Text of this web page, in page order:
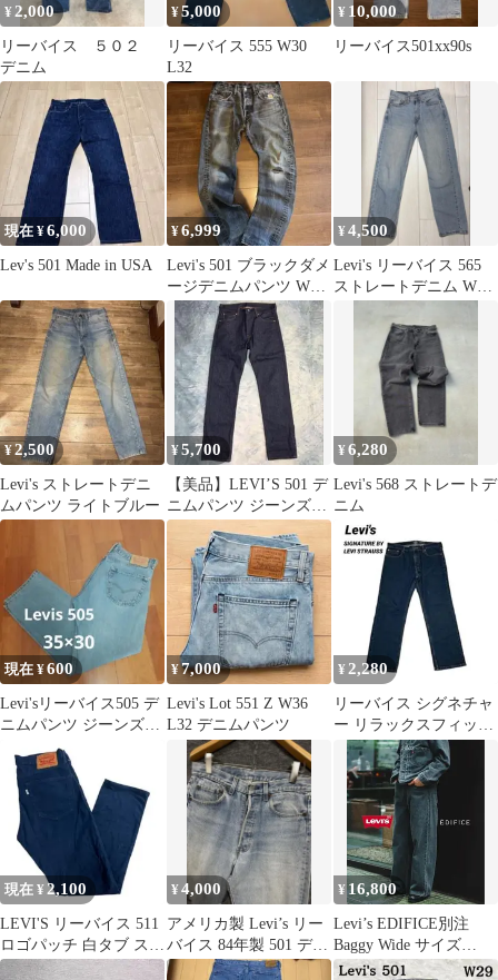
¥ 2,000
リーバイス ５０２
デニム
¥5,000
リーバイス 555 W30
L32
¥ 10,000
リーバイス501xx90s
現在 ¥6,000
Lev's 501 Made in USA
¥6,999
Levi's 501 ブラックダメ
ージデニムパンツ W32
L32 y2k
¥4,500
Levi's リーバイス 565
ストレートデニム W29
¥2,500
Levi's ストレートデニ
ムパンツ ライトブルー
¥5,700
【美品】LEVI’S 501 デ
ニムパンツ ジーンズ
W30 L32
¥6,280
Levi's 568 ストレートデ
ニム
現在 ¥600
Levi'sリーバイス505 デ
ニムパンツ ジーンズ
W35×L30
¥7,000
Levi's Lot 551 Z W36
L32 デニムパンツ
¥ 2,280
リーバイス シグネチャ
ー リラックスフィット
デニム W34 濃紺インデ
ィゴ
現在 ¥ 2,100
LEVI'S リーバイス 511
ロゴパッチ 白タブ スト
レッチ カラーパンツ
¥4,000
アメリカ製 Levi’s リー
バイス 84年製 501 デニ
ムパンツw32
¥16,800
Levi’s EDIFICE別注
Baggy Wide サイズ
32（L28）